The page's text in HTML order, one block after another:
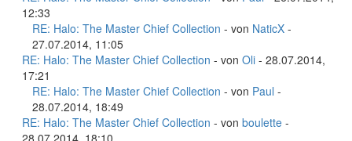
12:33
RE: Halo: The Master Chief Collection - von NaticX -
27.07.2014, 11:05
RE: Halo: The Master Chief Collection - von Oli - 28.07.2014,
17:21
RE: Halo: The Master Chief Collection - von Paul -
28.07.2014, 18:49
RE: Halo: The Master Chief Collection - von boulette -